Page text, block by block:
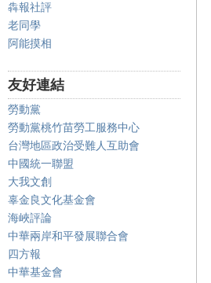
犇報社評
老同學
阿能摸相
友好連結
勞動黨
勞動黨桃竹苗勞工服務中心
台灣地區政治受難人互助會
中國統一聯盟
大我文創
辜金良文化基金會
海峽評論
中華兩岸和平發展聯合會
四方報
中華基金會